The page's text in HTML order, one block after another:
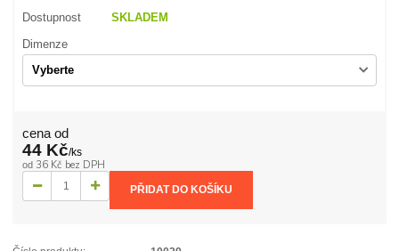
Dostupnost SKLADEM
Dimenze
cena od
44 Kč/ks
od 36 Kč bez DPH
PŘIDAT DO KOŠÍKU